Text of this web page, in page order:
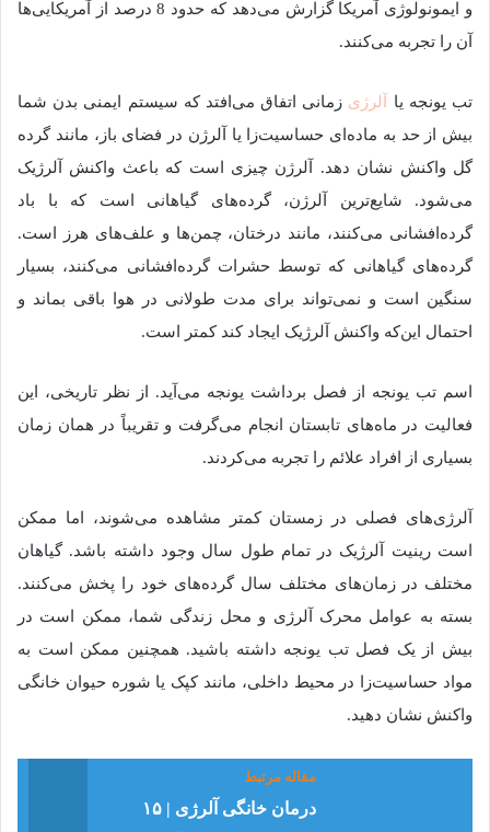
و ایمونولوژی آمریکا گزارش می‌دهد که حدود 8 درصد از آمریکایی‌ها
آن را تجربه می‌کنند.
تب یونجه یا آلرژی زمانی اتفاق می‌افتد که سیستم ایمنی بدن شما
بیش از حد به ماده‌ای حساسیت‌زا یا آلرژن در فضای باز، مانند گرده
گل واکنش نشان دهد. آلرژن چیزی است که باعث واکنش آلرژیک
می‌شود. شایع‌ترین آلرژن، گرده‌های گیاهانی است که با باد
گرده‌افشانی می‌کنند، مانند درختان، چمن‌ها و علف‌های هرز است.
گرده‌های گیاهانی که توسط حشرات گرده‌افشانی می‌کنند، بسیار
سنگین است و نمی‌تواند برای مدت طولانی در هوا باقی بماند و
احتمال این‌که واکنش آلرژیک ایجاد کند کمتر است.
اسم تب یونجه از فصل برداشت یونجه می‌آید. از نظر تاریخی، این
فعالیت در ماه‌های تابستان انجام می‌گرفت و تقریباً در همان زمان
بسیاری از افراد علائم را تجربه می‌کردند.
آلرژی‌های فصلی در زمستان کمتر مشاهده می‌شوند، اما ممکن
است رینیت آلرژیک در تمام طول سال وجود داشته باشد. گیاهان
مختلف در زمان‌های مختلف سال گرده‌های خود را پخش می‌کنند.
بسته به عوامل محرک آلرژی و محل زندگی شما، ممکن است در
بیش از یک فصل تب یونجه داشته باشید. همچنین ممکن است به
مواد حساسیت‌زا در محیط داخلی، مانند کپک یا شوره حیوان خانگی
واکنش نشان دهید.
مقاله مرتبط
درمان خانگی آلرژی | ۱۵